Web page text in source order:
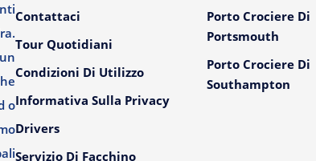
o
Contattaci
Tour Quotidiani
Condizioni Di Utilizzo
Informativa Sulla Privacy
Drivers
Servizio Di Facchino
Porto Crociere Di
Portsmouth
Porto Crociere Di
Southampton